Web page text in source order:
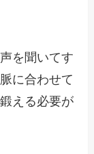
を聞いてす
に合わせて
える必要が